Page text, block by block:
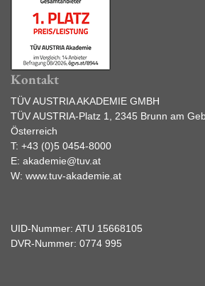
Kontakt
TÜV AUSTRIA AKADEMIE GMBH
TÜV AUSTRIA-Platz 1, 2345 Brunn am
Österreich
T: +43 (0)5 0454-8000
E: akademie@tuv.at
W: www.tuv-akademie.at
UID-Nummer: ATU 15668105
DVR-Nummer: 0774 995